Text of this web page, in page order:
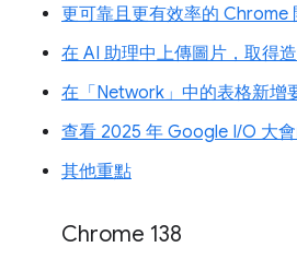
更可靠且更有效率的 Chrome
在 AI 助理中上傳圖片，取得
在「Network」中的表格新增
查看 2025 年 Google I/O 大
其他重點
Chrome 138